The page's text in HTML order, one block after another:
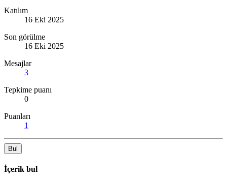
Katılım
16 Eki 2025
Son görülme
16 Eki 2025
Mesajlar
3
Tepkime puanı
0
Puanları
1
Bul
İçerik bul